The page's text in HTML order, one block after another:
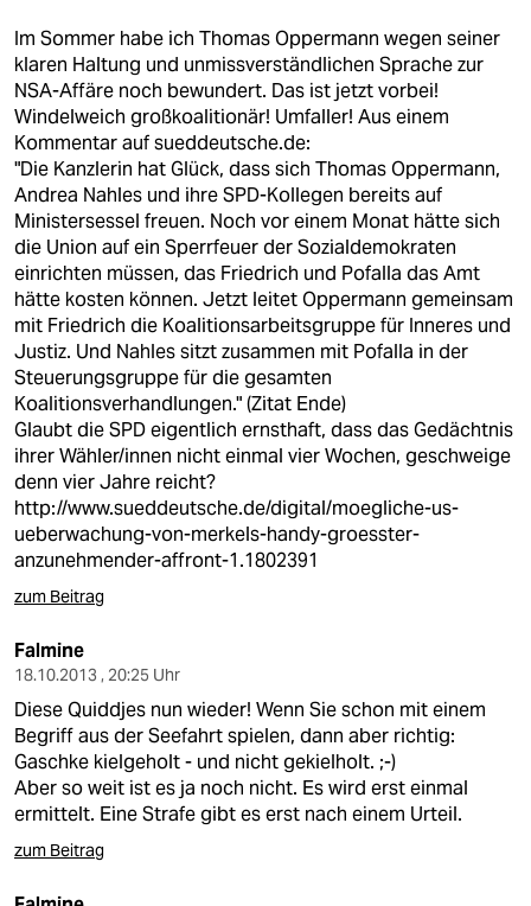
Im Sommer habe ich Thomas Oppermann wegen seiner
klaren Haltung und unmissverständlichen Sprache zur
NSA-Affäre noch bewundert. Das ist jetzt vorbei!
Windelweich großkoalitionär! Umfaller! Aus einem
Kommentar auf sueddeutsche.de:
"Die Kanzlerin hat Glück, dass sich Thomas Oppermann,
Andrea Nahles und ihre SPD-Kollegen bereits auf
Ministersessel freuen. Noch vor einem Monat hätte sich
die Union auf ein Sperrfeuer der Sozialdemokraten
einrichten müssen, das Friedrich und Pofalla das Amt
hätte kosten können. Jetzt leitet Oppermann gemeinsam
mit Friedrich die Koalitionsarbeitsgruppe für Inneres und
Justiz. Und Nahles sitzt zusammen mit Pofalla in der
Steuerungsgruppe für die gesamten
Koalitionsverhandlungen." (Zitat Ende)
Glaubt die SPD eigentlich ernsthaft, dass das Gedächtnis
ihrer Wähler/innen nicht einmal vier Wochen, geschweige
denn vier Jahre reicht?
http://www.sueddeutsche.de/digital/moegliche-us-
ueberwachung-von-merkels-handy-groesster-
anzunehmender-affront-1.1802391
zum Beitrag
Falmine
18.10.2013 , 20:25 Uhr
Diese Quiddjes nun wieder! Wenn Sie schon mit einem
Begriff aus der Seefahrt spielen, dann aber richtig:
Gaschke kielgeholt - und nicht gekielholt. ;-)
Aber so weit ist es ja noch nicht. Es wird erst einmal
ermittelt. Eine Strafe gibt es erst nach einem Urteil.
zum Beitrag